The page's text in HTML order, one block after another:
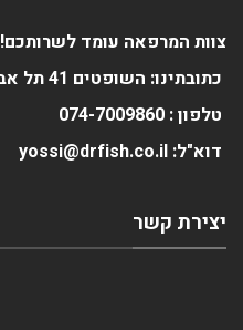
צוות המרפאה עומד לשרותכם!
כתובתינו: השופטים 41 תל אביב
טלפון : 074-7009860
דוא"ל: yossi@drfish.co.il
יצירת קשר